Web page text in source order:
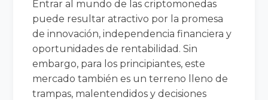
Entrar al mundo de las criptomonedas
puede resultar atractivo por la promesa
de innovación, independencia financiera y
oportunidades de rentabilidad. Sin
embargo, para los principiantes, este
mercado también es un terreno lleno de
trampas, malentendidos y decisiones